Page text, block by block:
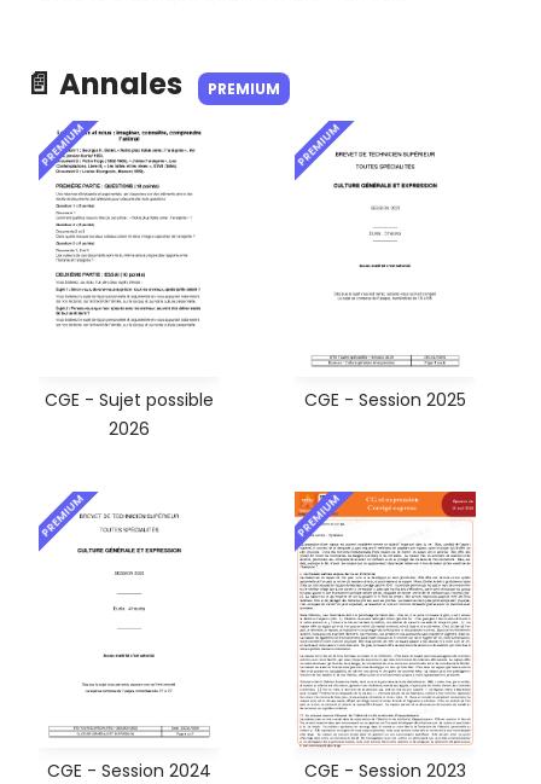
📄 Annales PREMIUM
PREMIUM
CGE - Sujet possible
2026
PREMIUM
CGE - Session 2025
PREMIUM
CGE - Session 2024
PREMIUM
CGE - Session 2023